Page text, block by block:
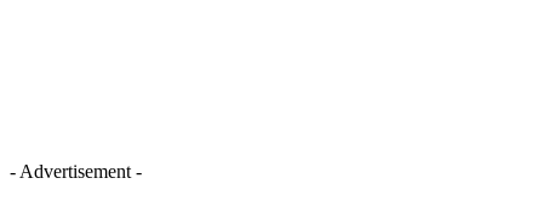
- Advertisement -